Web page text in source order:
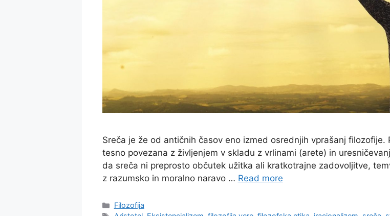
Sreča je že od antičnih časov eno izmed osrednjih vprašanj
tesno povezana z življenjem v skladu z vrlinami (arete) in
da sreča ni preprosto občutek užitka ali kratkotrajne zadovoljitve,
z razumsko in moralno naravo … Read more
Categories
Filozofija